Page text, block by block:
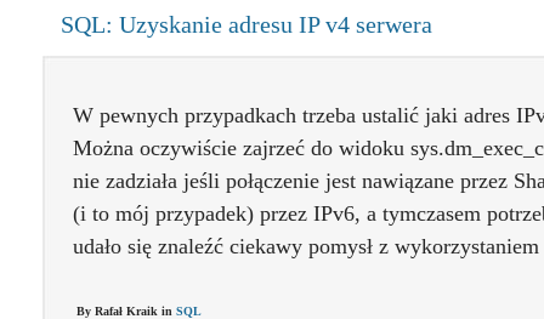
SQL: Uzyskanie adresu IP v4 serwera
W pewnych przypadkach trzeba ustalić jaki adres
Można oczywiście zajrzeć do widoku
nie zadziała jeśli połączenie jest nawiązane przez
(i to mój przypadek) przez IPv6, a tymczasem
udało się znaleźć ciekawy pomysł z
By Rafał Kraik in SQL